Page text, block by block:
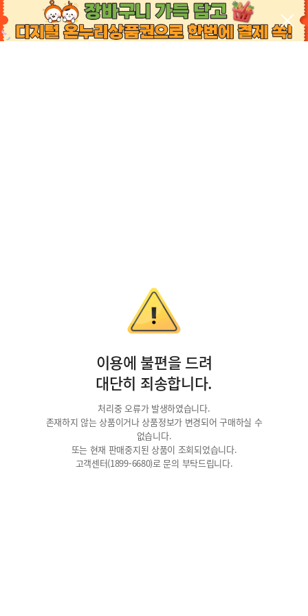
이용에 불편을 드려
대단히 죄송합니다.
처리중 오류가 발생하였습니다.
존재하지 않는 상품이거나 상품정보가 변경되어 구매하실 수
없습니다.
또는 현재 판매중지된 상품이 조회되었습니다.
고객센터(1899-6680)로 문의 부탁드립니다.